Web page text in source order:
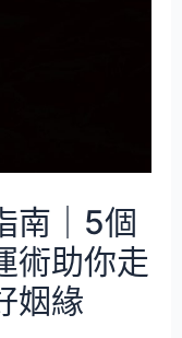
南｜5個
術助你走
姻緣